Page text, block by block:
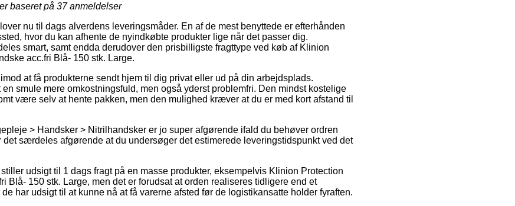
baseret på 37anmeldelser
nu til dags alverdens leveringsmåder. En af de mest benyttede er efterhånden
hvor du kan afhente de nyindkøbte produkter lige når det passer dig.
smart, samt endda derudover den prisbilligste fragttype ved køb af Klinion
acc.fri Blå- 150 stk. Large.
at få produkterne sendt hjem til dig privat eller ud på din arbejdsplads.
smule mere omkostningsfuld, men også yderst problemfri. Den mindst kostelige
være selv at hente pakken, men den mulighed kræver at du er med kort afstand til
> Handsker > Nitrilhandsker er jo super afgørende ifald du behøver ordren
det særdeles afgørende at du undersøger det estimerede leveringstidspunkt ved det
udsigt til 1 dags fragt på en masse produkter, eksempelvis Klinion Protection
Blå- 150 stk. Large, men det er forudsat at orden realiseres tidligere end et
har udsigt til at kunne nå at få varerne afsted før de logistikansatte holder fyraften.